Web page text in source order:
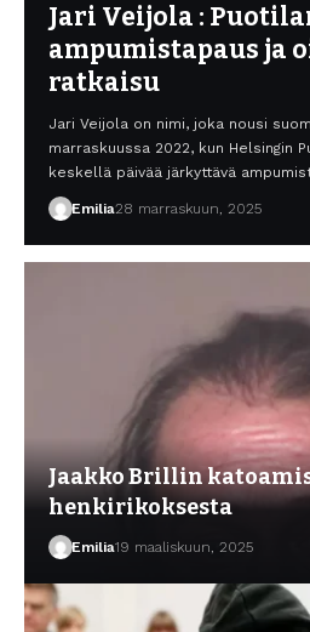
Jari Veijola :
ampumistapaus ja
ratkaisu
Jari Veijola on nimi, joka nousi
marraskuussa 2022, kun Helsingin
keskellä päivää järkyttävä
Emilia28 marraskuun, 2025
Jaakko Brillin
henkirikoksesta
Emilia19 maaliskuun, 2025